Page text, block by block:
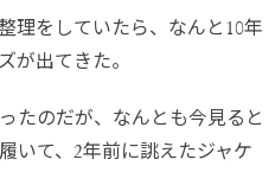
理をしていたら、なんと10年
が出てきた。
たのだが、なんとも今見ると
いて、2年前に誂えたジャケ